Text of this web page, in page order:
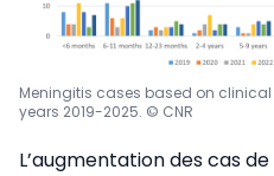
Meningitis cases based on
years 2019-2025. © CNR
L’augmentation des cas